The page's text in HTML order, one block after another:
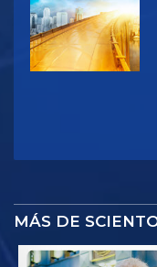
MÁS DE